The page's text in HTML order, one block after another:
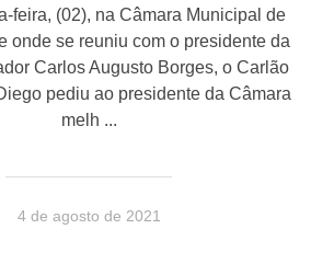
4 de agosto de 2021
feira, (02), na Câmara Municipal de
onde se reuniu com o presidente da
Carlos Augusto Borges, o Carlão
pediu ao presidente da Câmara
melh ...